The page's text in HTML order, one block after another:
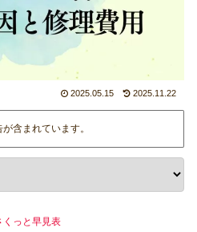
2025.05.15 2025.11.22
含まれています。
くっと早見表